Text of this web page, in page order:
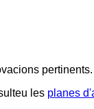
pertinents.
les planes